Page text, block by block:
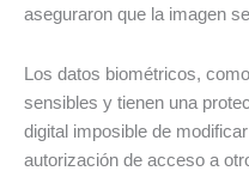
aseguraron que la imagen
Los datos biométricos,
sensibles y tienen una
digital imposible de
autorización de acceso a